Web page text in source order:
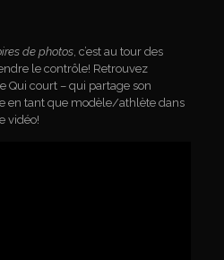
de photos, c’est au tour des
le contrôle! Retrouvez
Qui court – qui partage son
en tant que modèle/athlète dans
vidéo!